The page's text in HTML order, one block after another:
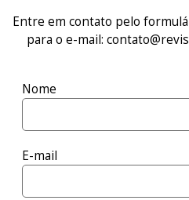
Entre em contato pelo
para o e-mail:
Nome
E-mail